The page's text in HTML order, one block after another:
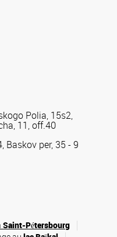
Polia, 15s2,
11, off.40
Baskov per, 35 - 9
Saint-Pétersbourg